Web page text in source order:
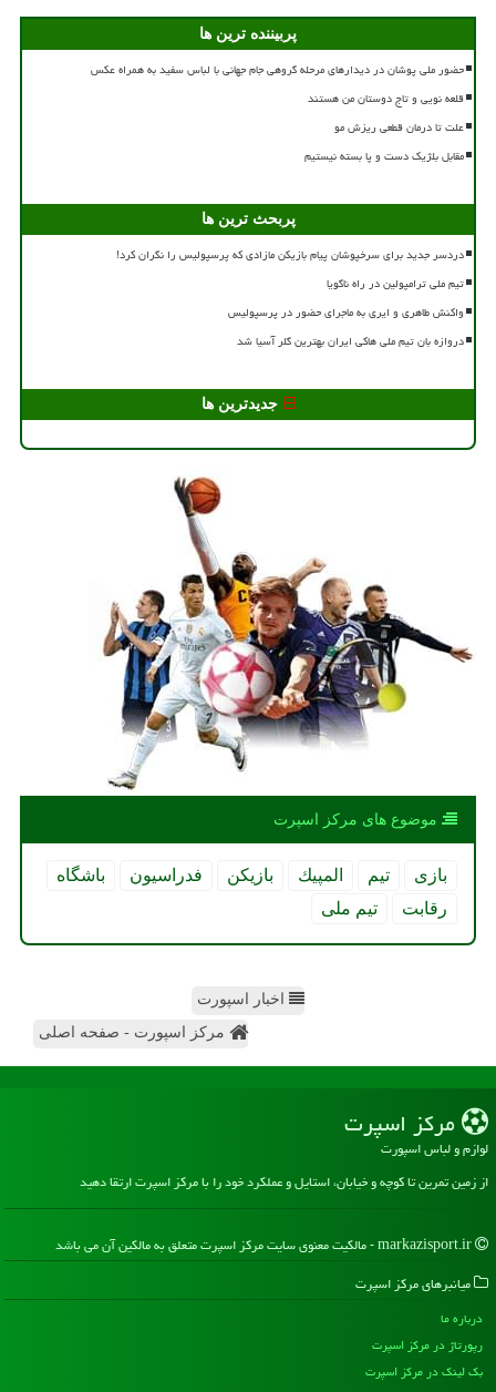
پربیننده ترین ها
حضور ملی پوشان در دیدارهای مرحله گروهی جام جهانی با لباس سفید به همراه عکس
قلعه نویی و تاج دوستان من هستند
علت تا درمان قطعی ریزش مو
مقابل بلژیک دست و پا بسته نیستیم
پربحث ترین ها
دردسر جدید برای سرخپوشان پیام بازیکن مازادی که پرسپولیس را نگران کرد!
تیم ملی ترامپولین در راه ناگویا
واکنش طاهری و ایری به ماجرای حضور در پرسپولیس
دروازه بان تیم ملی هاکی ایران بهترین گلر آسیا شد
جدیدترین ها
موضوع های مركز اسپرت
بازی تیم المپیك بازیكن فدراسیون
باشگاه
رقابت
تیم ملی
اخبار اسپورت
مرکز اسپورت - صفحه اصلی
مركز اسپرت
لوازم و لباس اسپورت
از زمین تمرین تا کوچه و خیابان، استایل و عملکرد خود را با مرکز اسپرت ارتقا دهید
میانبرهای مركز اسپرت
درباره ما
رپورتاژ در مركز اسپرت
بک لینک در مركز اسپرت